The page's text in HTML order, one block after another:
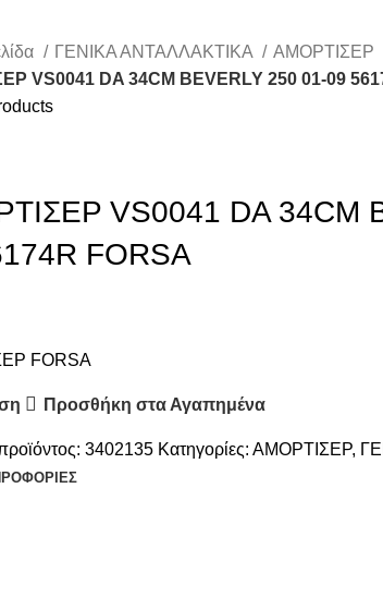
ΓΕΝΙΚΑ ΑΝΤΑΛΛΑΚΤΙΚΑ
ΑΜΟΡΤΙΣΕΡ
VS0041 DA 34CM BEVERLY 250 01-09
VS0041 DA 34CM
FORSA
FORSA
Προσθήκη στα Αγαπημένα
3402135 Κατηγορίες: ΑΜΟΡΤΙΣΕΡ,